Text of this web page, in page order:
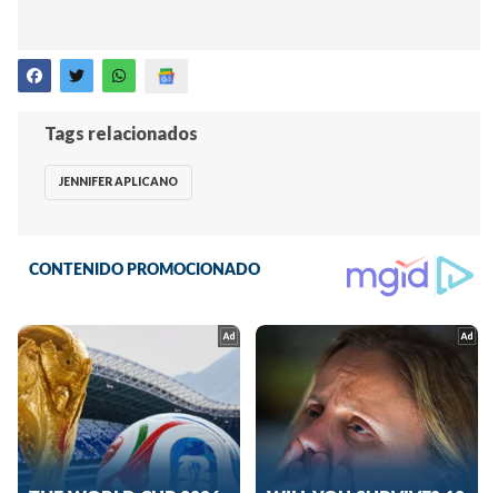
Tags relacionados
JENNIFER APLICANO